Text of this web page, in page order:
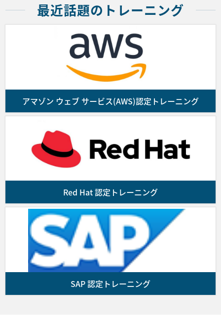
方法で送付することでコースの受講を申し込むも
のとします。
弊社は前項の申し込み受付後、請求書を送付しま
す。ご入金を確認の上、コース受講確認メールを
送付します。なお、お客様が申し込んだコースの
提供に係る契約の成立は受講確認メールの配信を
もって成立します。また、満席によるコースの受
ない場合はお客様にその旨通知するものとしま
す。
■第4条 (代金のお支払)
求書に記載された支払期日までに、同請求書に指
定された銀行口座にコースの代金を振り込んで支
払を行うものとします。なお、代金の振込に要す
る諸費用はお客様の負担とします。
前項の支払期限までに入金が確認できない場合、
お客様の受講をお断りすることがあります。
■第5条 (コースの開催)
■ PostgreSQL
本コースのキャンセルおよび日程変更期日は、コース初
日の11営業日前となりますのでご注意ください。
■ BrainPad
本コースのキャンセルおよび日程変更期日は、コース初
日の11営業日前となりますのでご注意ください。
■ JTP
本コースのキャンセルおよび日程変更期日は、コース初
日の11営業日前となりますのでご注意ください。
最近話題のトレーニング
アマゾン ウェブ サービス(AWS)認定トレーニング
Red Hat 認定トレーニング
SAP 認定トレーニング